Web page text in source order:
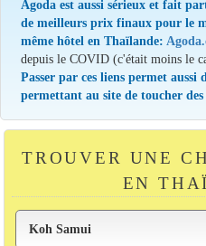
Agoda est aussi sérieux et fait
de meilleurs prix finaux pour le
même hôtel en Thaïlande:
depuis le COVID (c'était moins le
Passer par ces liens permet
permettant au site de toucher des
TROUVER UNE
EN